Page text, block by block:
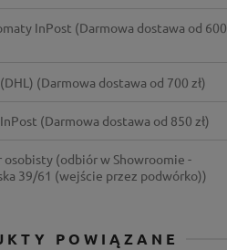
- Wielofunkcyjne
do aktywnej integracji
InPost (Darmowa dostawa od 600
(Darmowa dostawa od 700 zł)
(Darmowa dostawa od 850 zł)
osobisty (odbiór w Showroomie -
39/61 (wejście przez podwórko))
POWIĄZANE